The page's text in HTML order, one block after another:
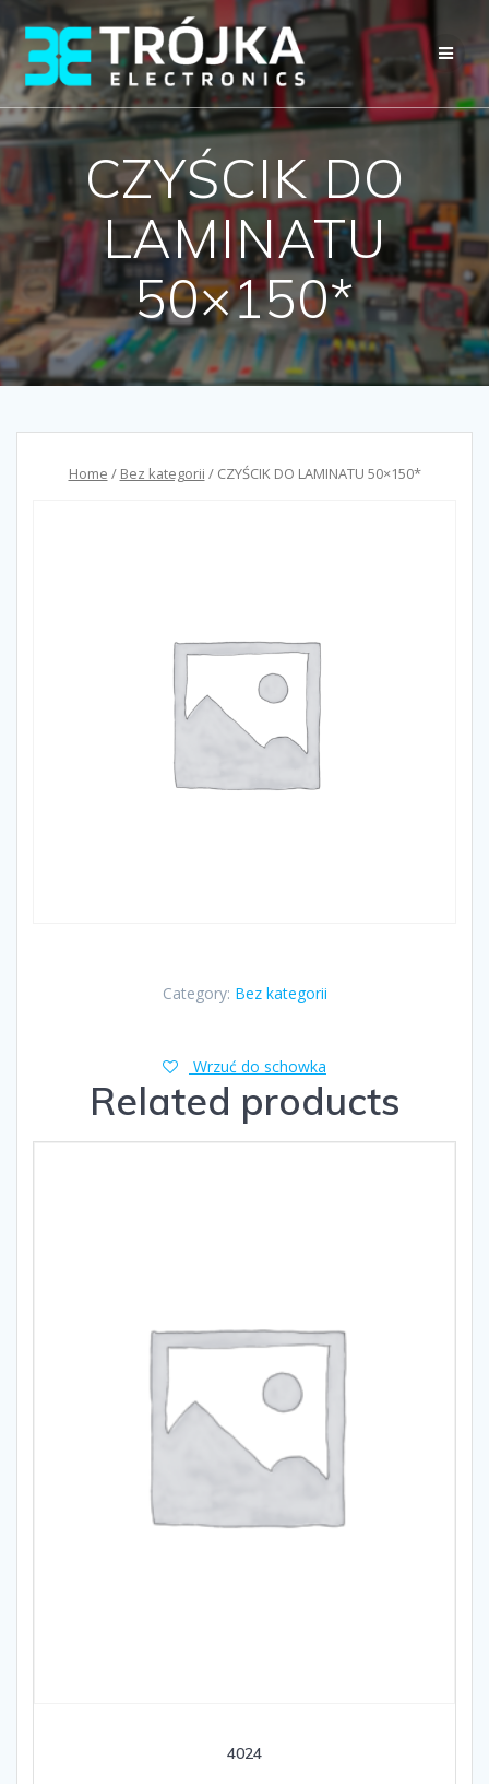
Przejdź
do
treści
CZYŚCIK DO
LAMINATU
50×150*
Home / Bez kategorii / CZYŚCIK DO LAMINATU 50×150*
Category: Bez kategorii
Wrzuć do schowka
Related products
4024